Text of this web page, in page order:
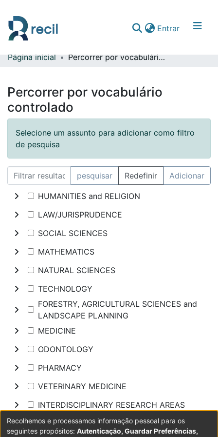
Entrar(current)
Comunidades & Coleções
Página inicial Percorrer por vocabulário controlado
Percorrer por vocabulário
controlado
Selecione um assunto para adicionar como filtro
de pesquisa
pesquisar Redefinir Adicionar
HUMANITIES and RELIGION
LAW/JURISPRUDENCE
SOCIAL SCIENCES
MATHEMATICS
NATURAL SCIENCES
TECHNOLOGY
FORESTRY, AGRICULTURAL SCIENCES and
LANDSCAPE PLANNING
MEDICINE
ODONTOLOGY
PHARMACY
VETERINARY MEDICINE
INTERDISCIPLINARY RESEARCH AREAS
Pesquisar
Recolhemos e processamos informação pessoal para os
seguintes propósitos: Autenticação, Guardar Preferências,